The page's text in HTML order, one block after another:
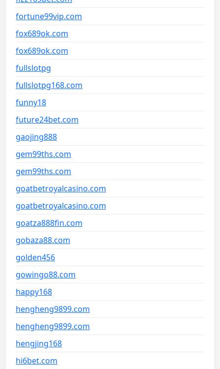
fortune99vip.com
fox689ok.com
fox689ok.com
fullslotpg
fullslotpg168.com
funny18
future24bet.com
gaojing888
gem99ths.com
gem99ths.com
goatbetroyalcasino.com
goatbetroyalcasino.com
goatza888fin.com
gobaza88.com
golden456
gowingo88.com
happy168
hengheng9899.com
hengheng9899.com
hengjing168
hi6bet.com